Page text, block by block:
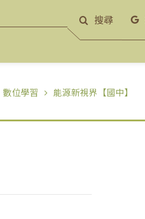
搜尋
數位學習 能源新視界【國中】